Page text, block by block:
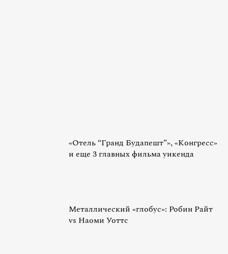
«Отель “Гранд Будапешт”», «Конгресс»
и еще 3 главных фильма уикенда
Металлический «глобус»: Робин Райт
vs Наоми Уоттс